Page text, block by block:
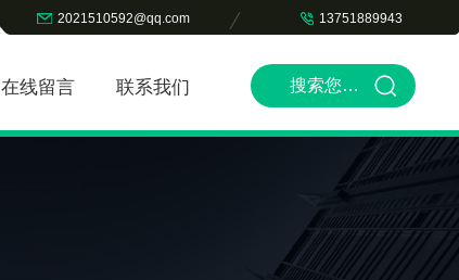
2021510592@qq.com 13751889943
在线留言 联系我们